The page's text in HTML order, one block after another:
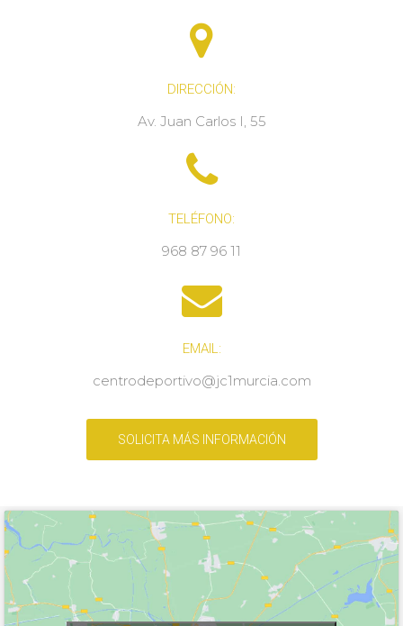
DIRECCIÓN:
Av. Juan Carlos I, 55
TELÉFONO:
968 87 96 11
EMAIL:
centrodeportivo@jc1murcia.com
SOLICITA MÁS INFORMACIÓN